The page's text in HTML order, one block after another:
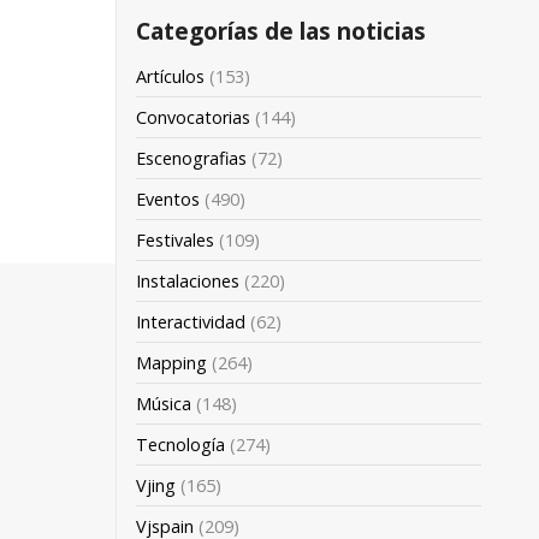
Categorías de las noticias
Artículos (153)
Convocatorias (144)
Escenografias (72)
Eventos (490)
Festivales (109)
Instalaciones (220)
Interactividad (62)
Mapping (264)
Música (148)
Tecnología (274)
Vjing (165)
Vjspain (209)